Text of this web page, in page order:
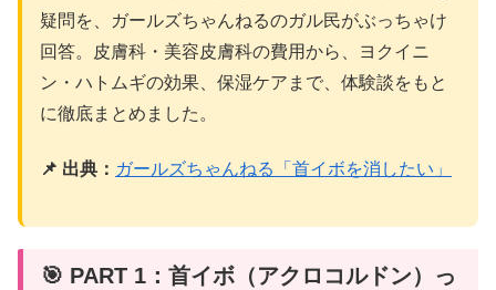
疑問を、ガールズちゃんねるのガル民がぶっちゃけ
回答。皮膚科・美容皮膚科の費用から、ヨクイニ
ン・ハトムギの効果、保湿ケアまで、体験談をもと
に徹底まとめました。
📌 出典： ガールズちゃんねる「首イボを消したい」
🎯 PART 1：首イボ（アクロコルドン）っ